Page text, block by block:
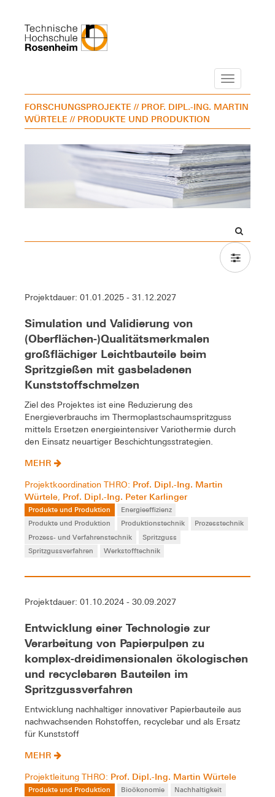
Navigation
FORSCHUNGSPROJEKTE // PROF. DIPL.-ING. MARTIN
WÜRTELE // PRODUKTE UND PRODUKTION
Projektdauer: 01.01.2025 - 31.12.2027
Simulation und Validierung von
(Oberflächen-)Qualitätsmerkmalen
großflächiger Leichtbauteile beim
Spritzgießen mit gasbeladenen
Kunststoffschmelzen
Ziel des Projektes ist eine Reduzierung des
Energieverbrauchs im Thermoplastschaumspritzguss
mittels Ersetzen energieintensiver Variothermie durch
den Einsatz neuartiger Beschichtungsstrategien.
MEHR
Projektkoordination THRO: Prof. Dipl.-Ing. Martin
Würtele, Prof. Dipl.-Ing. Peter Karlinger
Produkte und Produktion
Energieeffizienz
Produkte und Produktion
Produktionstechnik
Prozesstechnik
Prozess- und Verfahrenstechnik
Spritzguss
Spritzgussverfahren
Werkstofftechnik
Projektdauer: 01.10.2024 - 30.09.2027
Entwicklung einer Technologie zur
Verarbeitung von Papierpulpen zu
komplex-dreidimensionalen ökologischen
und recyclebaren Bauteilen im
Spritzgussverfahren
Entwicklung nachhaltiger innovativer Papierbauteile aus
nachwachsenden Rohstoffen, recyclebar und als Ersatz
für Kunststoff
MEHR
Projektleitung THRO: Prof. Dipl.-Ing. Martin Würtele
Produkte und Produktion Bioökonomie
Nachhaltigkeit